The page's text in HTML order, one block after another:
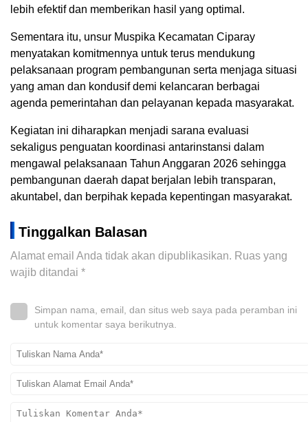
lebih efektif dan memberikan hasil yang optimal.
Sementara itu, unsur Muspika Kecamatan Ciparay
menyatakan komitmennya untuk terus mendukung
pelaksanaan program pembangunan serta menjaga situasi
yang aman dan kondusif demi kelancaran berbagai
agenda pemerintahan dan pelayanan kepada masyarakat.
Kegiatan ini diharapkan menjadi sarana evaluasi
sekaligus penguatan koordinasi antarinstansi dalam
mengawal pelaksanaan Tahun Anggaran 2026 sehingga
pembangunan daerah dapat berjalan lebih transparan,
akuntabel, dan berpihak kepada kepentingan masyarakat.
Tinggalkan Balasan
Alamat email Anda tidak akan dipublikasikan. Ruas yang
wajib ditandai *
Simpan nama, email, dan situs web saya pada peramban ini
untuk komentar saya berikutnya.